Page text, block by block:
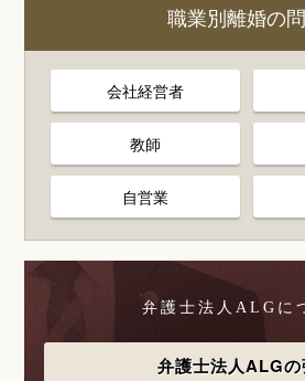
職業別離婚の
会社経営者
教師
自営業
弁護士法人ALGに
弁護士法人ALG